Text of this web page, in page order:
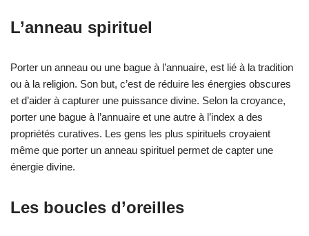
L’anneau spirituel
Porter un anneau ou une bague à l’annuaire, est lié à la tradition
ou à la religion. Son but, c’est de réduire les énergies obscures
et d’aider à capturer une puissance divine. Selon la croyance,
porter une bague à l’annuaire et une autre à l’index a des
propriétés curatives. Les gens les plus spirituels croyaient
même que porter un anneau spirituel permet de capter une
énergie divine.
Les boucles d’oreilles